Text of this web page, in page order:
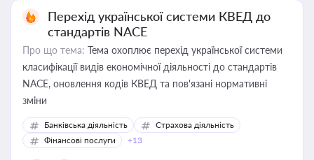
Перехід української системи КВЕД до
стандартів NACE
Про що тема: Тема охоплює перехід української системи
класифікації видів економічної діяльності до стандартів
NACE, оновлення кодів КВЕД та пов'язані нормативні
зміни
Банківська діяльність
Страхова діяльність
Фінансові послуги
+13